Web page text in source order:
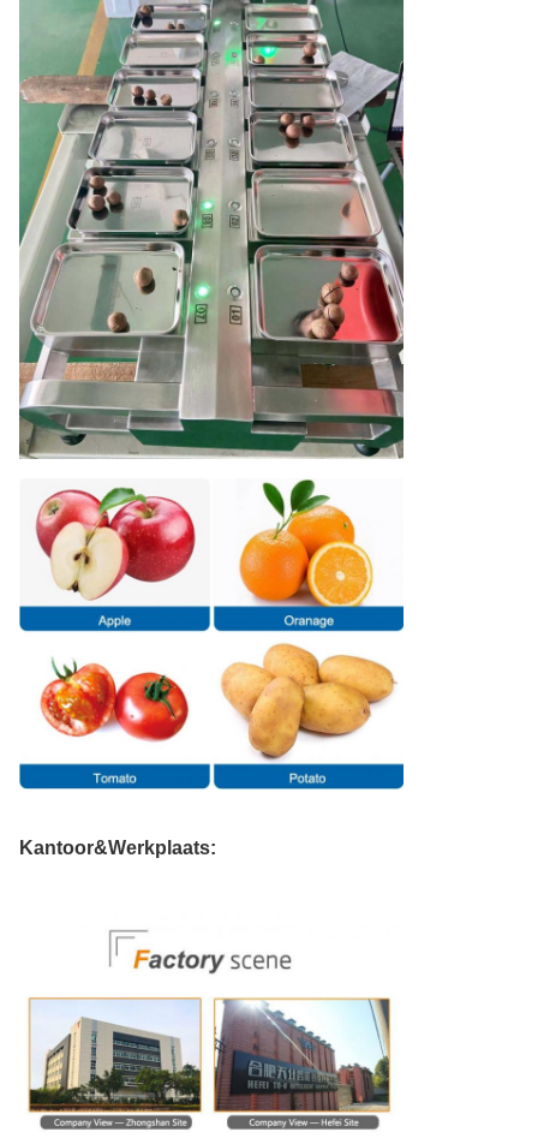
Kantoor&Werkplaats: